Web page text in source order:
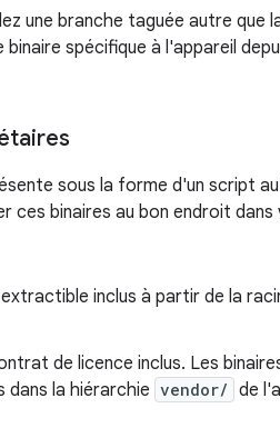
une branche taguée autre que
spécifique à l'appareil
sous la forme d'un script
ces binaires au bon endroit
inclus à partir de la
de licence inclus. Les
la hiérarchie vendor/ de